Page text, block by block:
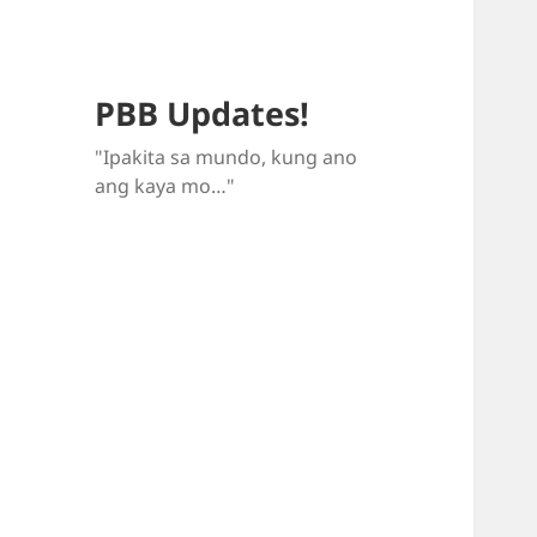
PBB Updates!
"Ipakita sa mundo, kung ano
ang kaya mo…"